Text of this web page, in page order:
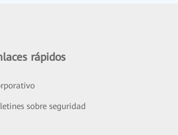
rápidos
sobre seguridad